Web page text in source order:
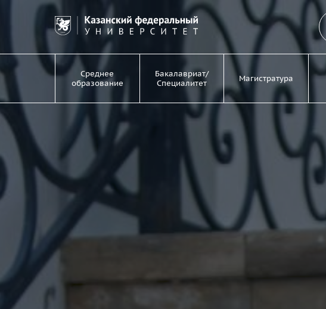
Среднее
образование
Бакалавриат/
Специалитет
Магистратура